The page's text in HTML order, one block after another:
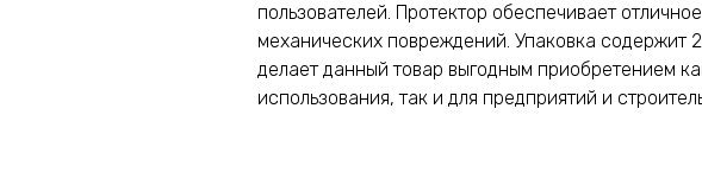
пользователей. Протектор обеспечивает
механических повреждений. Упаковка содержит
делает данный товар выгодным приобретением
использования, так и для предприятий и